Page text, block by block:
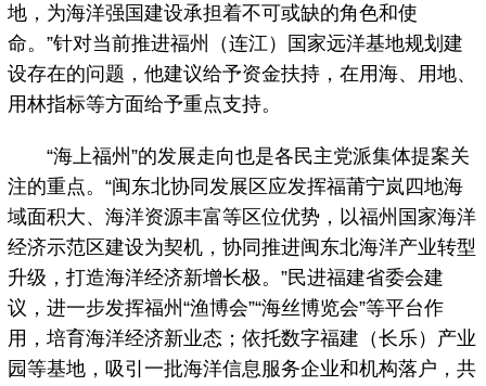
地，为海洋强国建设承担着不可或缺的角色和使
命。”针对当前推进福州（连江）国家远洋基地规划建
设存在的问题，他建议给予资金扶持，在用海、用地、
用林指标等方面给予重点支持。
“海上福州”的发展走向也是各民主党派集体提案关
注的重点。“闽东北协同发展区应发挥福莆宁岚四地海
域面积大、海洋资源丰富等区位优势，以福州国家海洋
经济示范区建设为契机，协同推进闽东北海洋产业转型
升级，打造海洋经济新增长极。”民进福建省委会建
议，进一步发挥福州“渔博会”“海丝博览会”等平台作
用，培育海洋经济新业态；依托数字福建（长乐）产业
园等基地，吸引一批海洋信息服务企业和机构落户，共